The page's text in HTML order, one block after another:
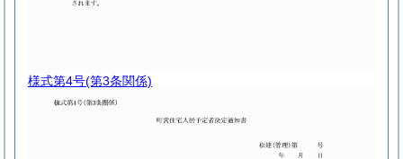
様式第4号(第3条関係)